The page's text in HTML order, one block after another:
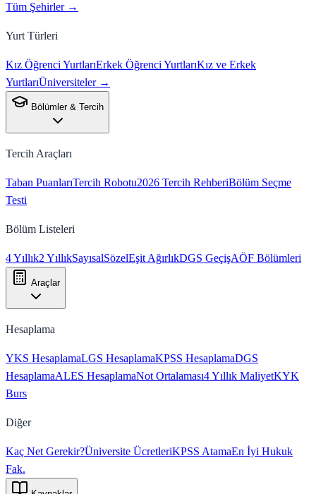
Tüm Şehirler →
Yurt Türleri
Kız Öğrenci YurtlarıErkek Öğrenci YurtlarıKız ve Erkek
YurtlarıÜniversiteler →
Bölümler & Tercih
Tercih Araçları
Taban PuanlarıTercih Robotu2026 Tercih RehberiBölüm Seçme
Testi
Bölüm Listeleri
4 Yıllık2 YıllıkSayısalSözelEşit AğırlıkDGS GeçişAÖF Bölümleri
Araçlar
Hesaplama
YKS HesaplamaLGS HesaplamaKPSS HesaplamaDGS
HesaplamaALES HesaplamaNot Ortalaması4 Yıllık MaliyetKYK
Burs
Diğer
Kaç Net Gerekir?Üniversite ÜcretleriKPSS AtamaEn İyi Hukuk
Fak.